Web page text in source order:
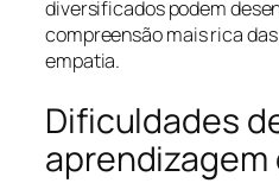
diversificados podem
compreensão mais rica
empatia.
Dificuldades